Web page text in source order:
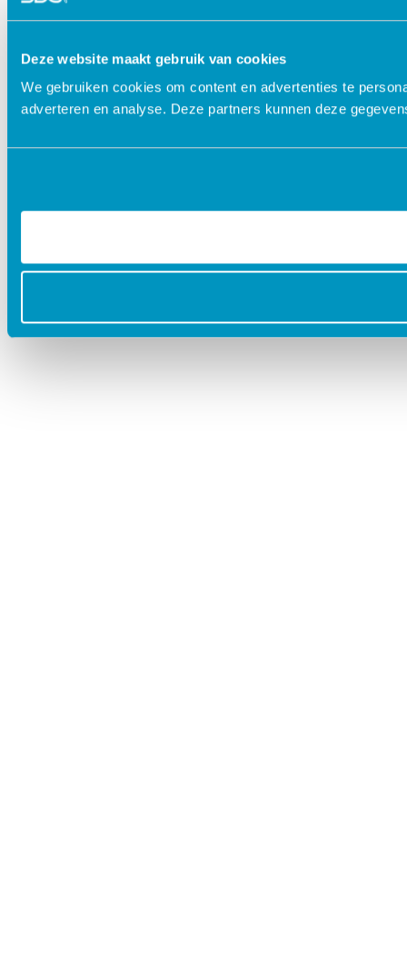
Deze website maakt gebruik van cookies
We gebruiken cookies om content en advertenties te
adverteren en analyse. Deze partners kunnen deze